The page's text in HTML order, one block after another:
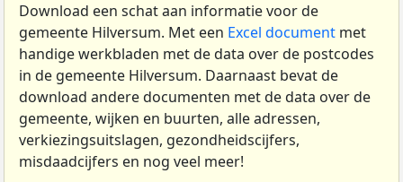
Download een schat aan informatie voor de
gemeente Hilversum. Met een Excel document met
handige werkbladen met de data over de postcodes
in de gemeente Hilversum. Daarnaast bevat de
download andere documenten met de data over de
gemeente, wijken en buurten, alle adressen,
verkiezingsuitslagen, gezondheidscijfers,
misdaadcijfers en nog veel meer!